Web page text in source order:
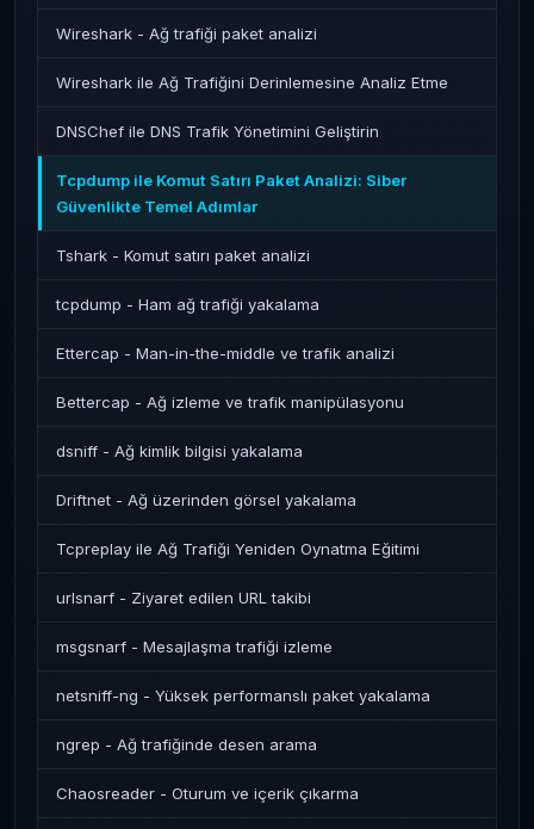
Wireshark - Ağ trafiği paket analizi
Wireshark ile Ağ Trafiğini Derinlemesine Analiz Etme
DNSChef ile DNS Trafik Yönetimini Geliştirin
Tcpdump ile Komut Satırı Paket Analizi: Siber
Güvenlikte Temel Adımlar
Tshark - Komut satırı paket analizi
tcpdump - Ham ağ trafiği yakalama
Ettercap - Man-in-the-middle ve trafik analizi
Bettercap - Ağ izleme ve trafik manipülasyonu
dsniff - Ağ kimlik bilgisi yakalama
Driftnet - Ağ üzerinden görsel yakalama
Tcpreplay ile Ağ Trafiği Yeniden Oynatma Eğitimi
urlsnarf - Ziyaret edilen URL takibi
msgsnarf - Mesajlaşma trafiği izleme
netsniff-ng - Yüksek performanslı paket yakalama
ngrep - Ağ trafiğinde desen arama
Chaosreader - Oturum ve içerik çıkarma